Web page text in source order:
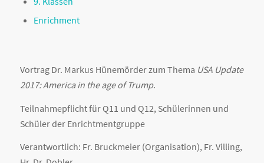
Enrichment
Vortrag Dr. Markus Hünemörder zum Thema USA Update
2017: America in the age of Trump.
Teilnahmepflicht für Q11 und Q12, Schülerinnen und
Schüler der Enrichtmentgruppe
Verantwortlich: Fr. Bruckmeier (Organisation), Fr. Villing,